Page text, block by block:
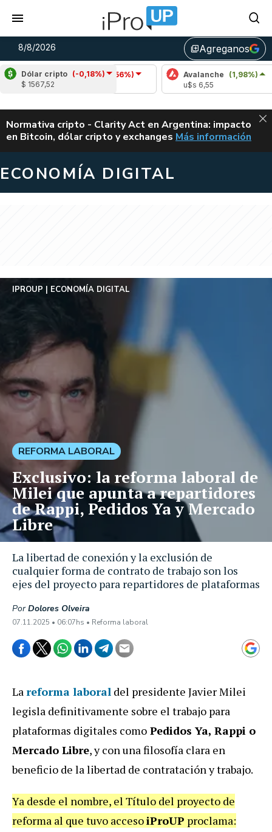
8/8/2026 library_addAgreganos
Dólar cripto (-0,18%)
$ 1567,52
Cardano (-0,56%)
u$s 0,20
Avalanche (1,98%)
ALERTA
Normativa cripto - Clarity Act en Argentina: impacto
en Bitcoin, dólar cripto y exchanges CLARITY ACT EN
Más información
ECONOMÍA DIGITAL
La libertad de conexión y la exclusión de
cualquier forma de contrato de trabajo son los
ejes del proyecto para repartidores de plataformas
IPROUP ECONOMÍA DIGITAL
PorDolores Olveira
07.11.2025 • 06:07hs • Reforma laboral
REFORMA LABORAL
Exclusivo: la reforma laboral de
Milei que apunta a repartidores
de Rappi, Pedidos Ya y Mercado
Libre
Lareforma laboral del presidente Javier Milei
legisla definitivamente sobre el trabajo para
plataformas digitales como Pedidos Ya, Rappi o
Mercado Libre, y con una filosofía clara en
beneficio de la libertad de contratación y trabajo.
Ya desde el nombre, el Título del proyecto de
reforma al que tuvo accesoiProUP proclama: